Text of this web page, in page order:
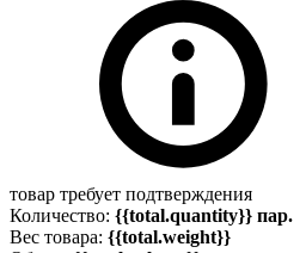
товар требует подтверждения
Количество: {{total.quantity}} пар.
Вес товара: {{total.weight}}